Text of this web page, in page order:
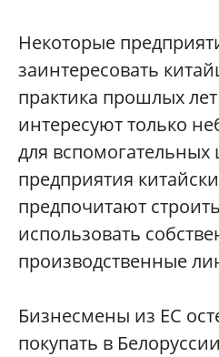
Некоторые
заинтересовать
практика прошлых
интересуют только
для
предприятия
предпочитают
использовать
производственные
Бизнесмены из ЕС
покупать в